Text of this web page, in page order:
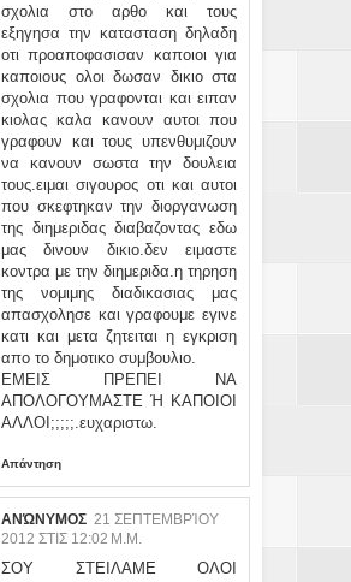
σχολια στο αρθο και τους
εξηγησα την κατασταση δηλαδη
οτι προαποφασισαν καποιοι για
καποιους ολοι δωσαν δικιο στα
σχολια που γραφονται και ειπαν
κιολας καλα κανουν αυτοι που
γραφουν και τους υπενθυμιζουν
να κανουν σωστα την δουλεια
τους.ειμαι σιγουρος οτι και αυτοι
που σκεφτηκαν την διοργανωση
της διημεριδας διαβαζοντας εδω
μας δινουν δικιο.δεν ειμαστε
κοντρα με την διημεριδα.η τηρηση
της νομιμης διαδικασιας μας
απασχολησε και γραφουμε εγινε
κατι και μετα ζητειται η εγκριση
απο το δημοτικο συμβουλιο.
ΕΜΕΙΣ ΠΡΕΠΕΙ ΝΑ
ΑΠΟΛΟΓΟΥΜΑΣΤΕ Ή ΚΑΠΟΙΟΙ
ΑΛΛΟΙ;;;;;.ευχαριστω.
Απάντηση
ΑΝΏΝΥΜΟΣ 21 ΣΕΠΤΕΜΒΡΊΟΥ
2012 ΣΤΙΣ 12:02 Μ.Μ.
ΣΟΥ ΣΤΕΙΛΑΜΕ ΟΛΟΙ